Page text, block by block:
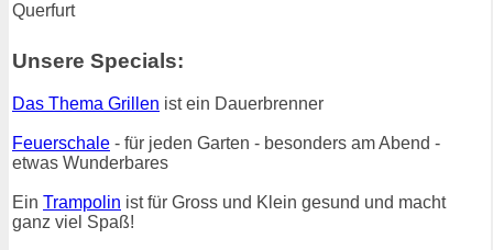
Querfurt
Unsere Specials:
Das Thema Grillen ist ein Dauerbrenner
Feuerschale - für jeden Garten - besonders am Abend -
etwas Wunderbares
Ein Trampolin ist für Gross und Klein gesund und macht
ganz viel Spaß!